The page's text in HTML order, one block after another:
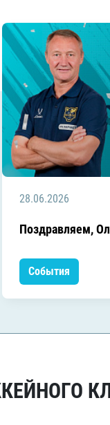
28.06.2026
Поздравляем,
События